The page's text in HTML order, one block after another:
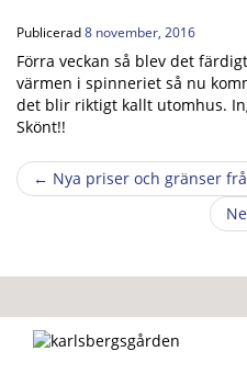
Publicerad8 november, 2016
Förra veckan så blev det
värmen i spinneriet så nu
det blir riktigt kallt utomhus.
Skönt!!
Post
← Nya priser och gränser